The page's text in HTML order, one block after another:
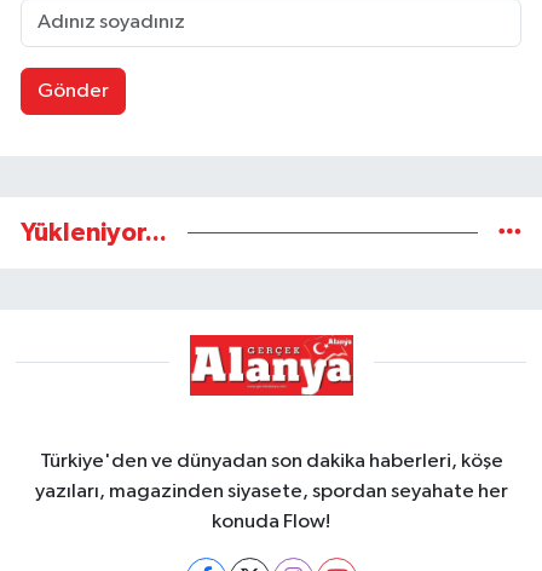
Gönder
Yükleniyor...
Türkiye'den ve dünyadan son dakika haberleri, köşe
yazıları, magazinden siyasete, spordan seyahate her
konuda Flow!